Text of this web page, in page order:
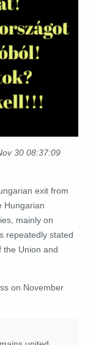
30 08:37:09
exit from
Hungarian
mainly on
repeatedly stated
the Union and
on November